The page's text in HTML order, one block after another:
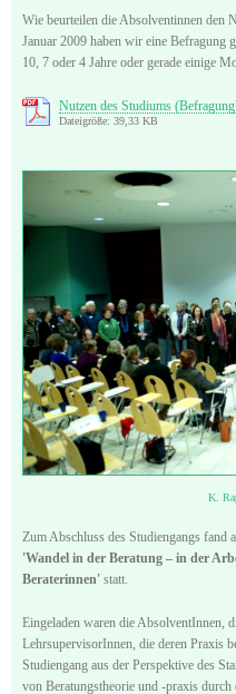
Wie beurteilen die Absolventinnen den
Januar 2009 haben wir eine Befragung
10, 7 oder 4 Jahre oder gerade einige
Nutzen des Studiums
Dateigröße: 39,33 KB
K.
Zum Abschluss des Studiengangs fand
'Wandel in der Beratung ‒ in der
Beraterinnen' statt.
Eingeladen waren die AbsolventInnen,
LehrsupervisorInnen, die deren Praxis
Studiengang aus der Perspektive des
von Beratungstheorie und -praxis